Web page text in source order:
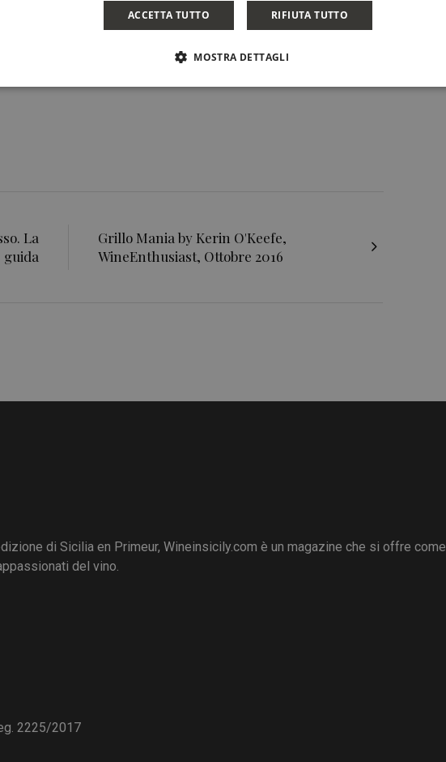
La
guida
Grillo Mania by Kerin O'Keefe,
WineEnthusiast, Ottobre 2016
di Sicilia en Primeur, Wineinsicily.com è un magazine che si offre come
del vino.
2225/2017
ACCETTA TUTTO RIFIUTA TUTTO
MOSTRA DETTAGLI